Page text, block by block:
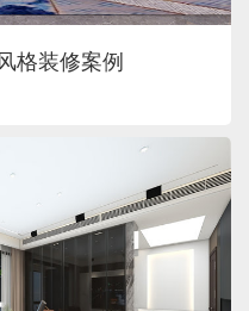
格装修案例